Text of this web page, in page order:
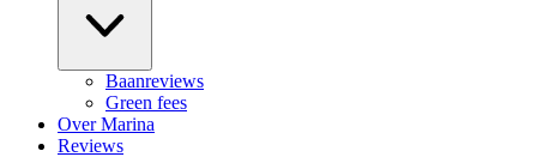
Baanreviews
Green fees
Over Marina
Reviews